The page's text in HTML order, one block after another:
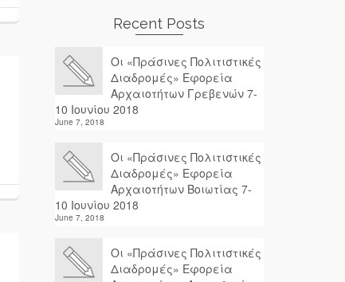
Recent Posts
Οι «Πράσινες Πολιτιστικές
Διαδρομές» Εφορεία
Αρχαιοτήτων Γρεβενών 7-
10 Ιουνίου 2018
June 7, 2018
Οι «Πράσινες Πολιτιστικές
Διαδρομές» Εφορεία
Αρχαιοτήτων Βοιωτίας 7-
10 Ιουνίου 2018
June 7, 2018
Οι «Πράσινες Πολιτιστικές
Διαδρομές» Εφορεία